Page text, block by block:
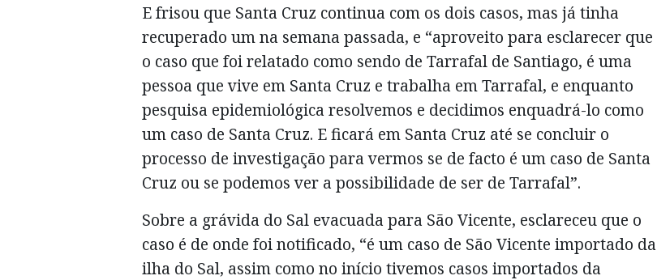
E frisou que Santa Cruz continua com os dois casos, mas já tinha
recuperado um na semana passada, e “aproveito para esclarecer que
o caso que foi relatado como sendo de Tarrafal de Santiago, é uma
pessoa que vive em Santa Cruz e trabalha em Tarrafal, e enquanto
pesquisa epidemiológica resolvemos e decidimos enquadrá-lo como
um caso de Santa Cruz. E ficará em Santa Cruz até se concluir o
processo de investigação para vermos se de facto é um caso de Santa
Cruz ou se podemos ver a possibilidade de ser de Tarrafal”.
Sobre a grávida do Sal evacuada para São Vicente, esclareceu que o
caso é de onde foi notificado, “é um caso de São Vicente importado da
ilha do Sal, assim como no início tivemos casos importados da